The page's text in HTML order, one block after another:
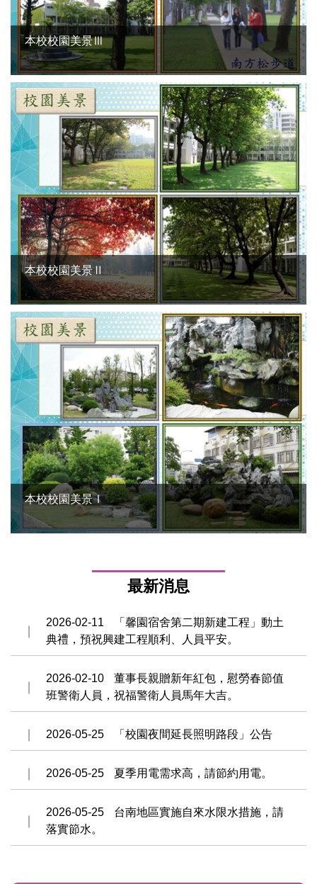
本校校園美景Ⅲ
本校校園美景Ⅱ
本校校園美景Ⅰ
最新消息
2026-02-11
「馨園宿舍第二期新建工程」動土
典禮，預祝興建工程順利、人員平安。
2026-02-10
董事長親贈新年紅包，慰勞春節值
班警衛人員，祝福警衛人員馬年大吉。
2026-05-25 「校園夜間延長照明路段」公告
2026-05-25 夏季用電需求高，請節約用電。
2026-05-25
台南地區實施自來水限水措施，請
落實節水。